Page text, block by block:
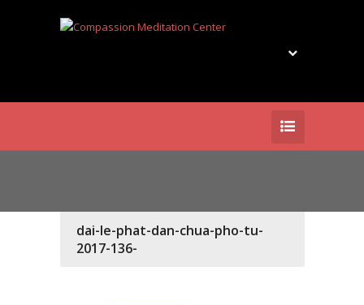
dai-le-phat-dan-chua-pho-tu-
2017-136-